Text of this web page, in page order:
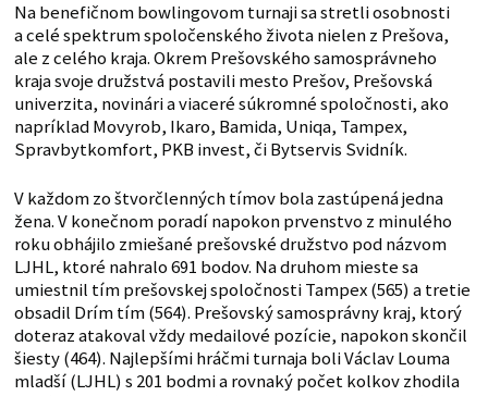
Na benefičnom bowlingovom turnaji sa stretli osobnosti
a celé spektrum spoločenského života nielen z Prešova,
ale z celého kraja. Okrem Prešovského samosprávneho
kraja svoje družstvá postavili mesto Prešov, Prešovská
univerzita, novinári a viaceré súkromné spoločnosti, ako
napríklad Movyrob, Ikaro, Bamida, Uniqa, Tampex,
Spravbytkomfort, PKB invest, či Bytservis Svidník.
V každom zo štvorčlenných tímov bola zastúpená jedna
žena. V konečnom poradí napokon prvenstvo z minulého
roku obhájilo zmiešané prešovské družstvo pod názvom
LJHL, ktoré nahralo 691 bodov. Na druhom mieste sa
umiestnil tím prešovskej spoločnosti Tampex (565) a tretie
obsadil Drím tím (564). Prešovský samosprávny kraj, ktorý
doteraz atakoval vždy medailové pozície, napokon skončil
šiesty (464). Najlepšími hráčmi turnaja boli Václav Louma
mladší (LJHL) s 201 bodmi a rovnaký počet kolkov zhodila